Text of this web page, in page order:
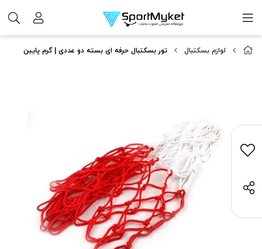
لوازم بسکتبال تور بسکتبال حرفه ای بسته دو عددی | گرم پایین